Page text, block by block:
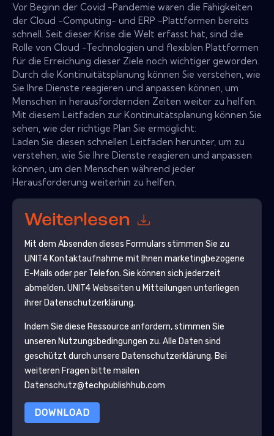
Vor Beginn der Covid -Pandemie waren die Fähigkeiten
der Cloud -Computing- und ERP -Plattformen bereits
schnell. Seit dieser Krise die Welt erfasst hat, sind die
Rolle von Cloud -Technologien und flexiblen Plattformen
für die Erreichung dieser Ziele noch wichtiger geworden.
Durch die Kontinuitätsplanung können Sie verstehen, wie
Sie Ihre Dienste reagieren und anpassen können, um
Menschen in herausfordernden Zeiten weiter zu helfen.
Mit diesem Leitfaden zur Kontinuitätsplanung können Sie
sehen, wie der richtige Plan Sie ermöglicht:
Laden Sie diesen schnellen Leitfaden herunter, um zu
verstehen, wie Sie Ihre Dienste reagieren und anpassen
können, um den Menschen während jeder
Herausforderung weiterhin zu helfen.
Weiterlesen
Mit dem Absenden dieses Formulars stimmen Sie zu
UNIT4Kontaktaufnahme mit Ihnen marketingbezogene
E-Mails oder per Telefon. Sie können sich jederzeit
abmelden. UNIT4Webseiten u Mitteilungen unterliegen
ihrer Datenschutzerklärung.
Indem Sie diese Ressource anfordern, stimmen Sie
unseren Nutzungsbedingungen zu. Alle Daten sind
geschützt durch unsere Datenschutzerklärung. Bei
weiteren Fragen bitte mailen
Datenschutz@techpublishhub.com
DOWNLOAD